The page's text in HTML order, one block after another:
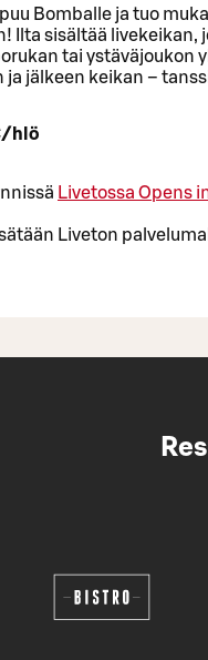
Bomballe ja tuo
Ilta sisältää livekeikan,
tai ystäväjoukon
jälkeen keikan –
hlö
Livetossa Opens
Liveton